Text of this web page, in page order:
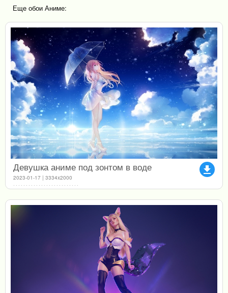
Еще обои Аниме:
file_download
Девушка аниме под зонтом в воде
2023-01-17 | 3334x2000